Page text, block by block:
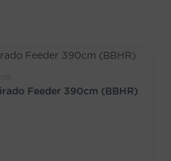
Feeder 390cm (BBHR)